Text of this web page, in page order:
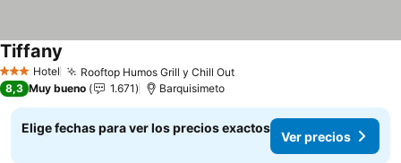
3 Estrellas
Hotel Rooftop Humos Grill y Chill OutVer precios
Tiffany
8,3 Muy bueno 1.671 Barquisimeto
Elige fechas para ver los precios exactos
Ver precios